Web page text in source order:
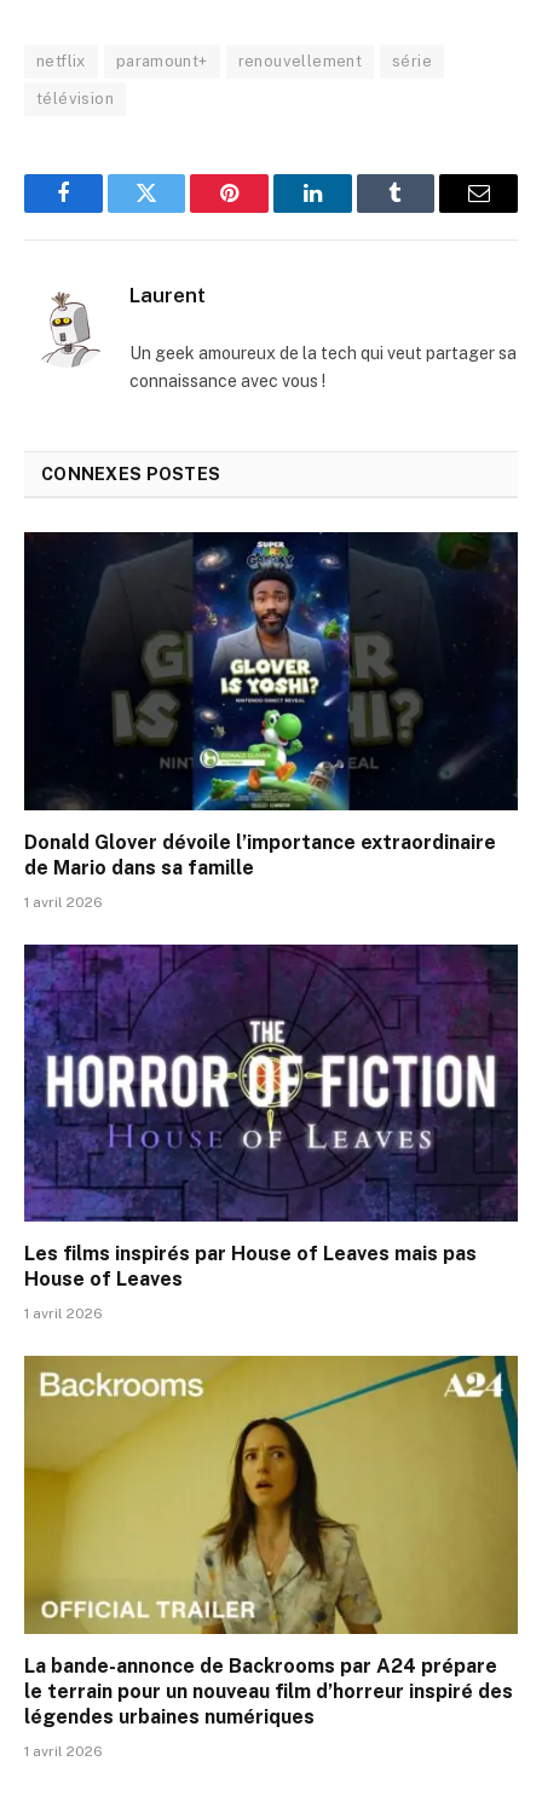
netflix paramount+ renouvellement série
télévision
FacebookTwitter Pinterest LinkedInTumblr
E-
Laurent
Un geek amoureux de la tech qui veut partager sa
connaissance avec vous !
CONNEXES POSTES
Donald Glover dévoile l’importance extraordinaire
de Mario dans sa famille
1 avril 2026
Les films inspirés par House of Leaves mais pas
House of Leaves
1 avril 2026
La bande-annonce de Backrooms par A24 prépare
le terrain pour un nouveau film d’horreur inspiré des
légendes urbaines numériques
1 avril 2026